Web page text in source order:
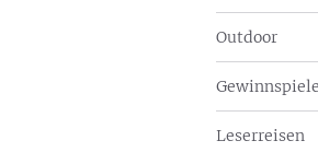
Outdoor
Gewinnspiele
Leserreisen